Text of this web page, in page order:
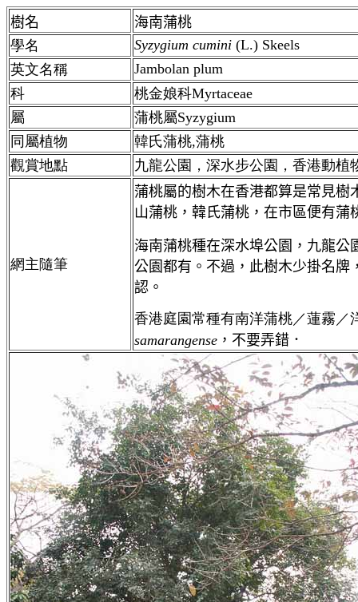
樹名 海南蒲桃
學名
Syzygium cumini (L.) Skeels
英文名稱
Jambolan plum
科
桃金娘科Myrtaceae
屬
蒲桃屬Syzygium
同屬植物
韓氏蒲桃,蒲桃
觀賞地點
九龍公園，深水步公園，香港動植
網主隨筆
蒲桃屬的樹木在香港都算是常見樹
山蒲桃，韓氏蒲桃，在市區便有蒲
海南蒲桃種在深水埠公園，九龍公
公園都有。不過，此樹木少掛名牌
認。
香港庭園常種有南洋蒲桃／蓮霧／
samarangense ，不要弄錯．